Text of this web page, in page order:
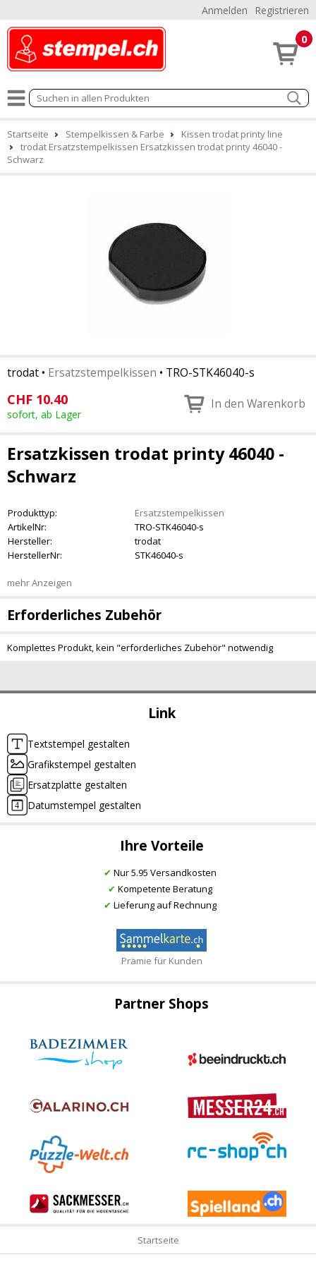
Anmelden Registrieren
0
Link
Textstempel gestalten
Grafikstempel gestalten
Ersatzplatte gestalten
Datumstempel gestalten
Ihre Vorteile
✔ Nur 5.95 Versandkosten
✔ Kompetente Beratung
✔ Lieferung auf Rechnung
Prämie für Kunden
Startseite Stempelkissen & Farbe
Kissen trodat printy line
trodat Ersatzstempelkissen Ersatzkissen trodat printy 46040 -
Schwarz
trodat • Ersatzstempelkissen • TRO-STK46040-s
CHF 10.40
sofort, ab Lager
In den Warenkorb
Ersatzkissen trodat printy 46040 -
Schwarz
Produkttyp:
Ersatzstempelkissen
ArtikelNr:
TRO-STK46040-s
Hersteller:
trodat
HerstellerNr:
STK46040-s
mehr Anzeigen
Erforderliches Zubehör
Komplettes Produkt, kein "erforderliches Zubehör" notwendig
Partner Shops
Startseite